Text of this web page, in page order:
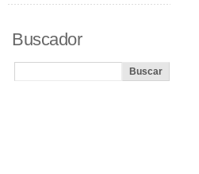
Buscador